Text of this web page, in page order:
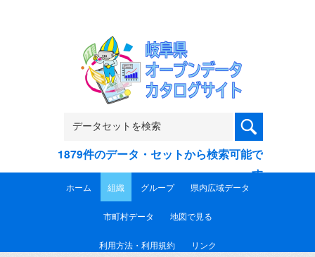
1879件のデータ・セットから検索可能で
す
ホーム 組織 グループ 県内広域データ
市町村データ 地図で見る
利用方法・利用規約 リンク